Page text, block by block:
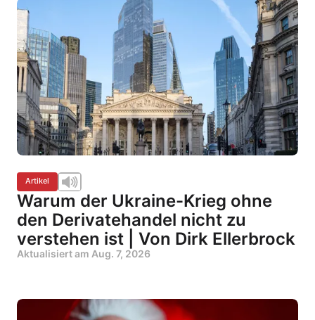
Artikel
Warum der Ukraine-Krieg ohne
den Derivatehandel nicht zu
verstehen ist | Von Dirk Ellerbrock
Aktualisiert am Aug. 7, 2026